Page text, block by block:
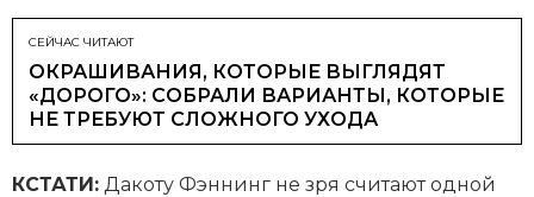
СЕЙЧАС ЧИТАЮТ
ОКРАШИВАНИЯ, КОТОРЫЕ ВЫГЛЯДЯТ
«ДОРОГО»: СОБРАЛИ ВАРИАНТЫ, КОТОРЫЕ
НЕ ТРЕБУЮТ СЛОЖНОГО УХОДА
КСТАТИ: Дакоту Фэннинг не зря считают одной